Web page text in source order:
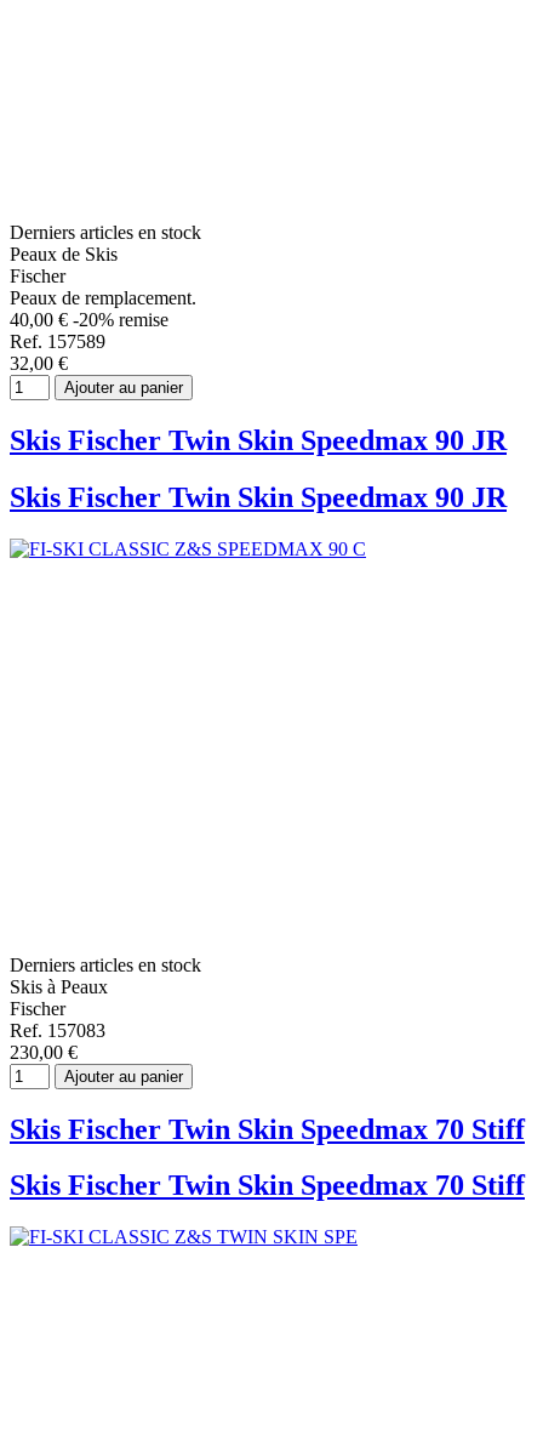
Derniers articles en stock
Peaux de Skis
Fischer
Peaux de remplacement.
40,00 € -20% remise
Ref. 157589
32,00 €
Ajouter au panier
Skis Fischer Twin Skin Speedmax 90 JR
Skis Fischer Twin Skin Speedmax 90 JR
Derniers articles en stock
Skis à Peaux
Fischer
Ref. 157083
230,00 €
Ajouter au panier
Skis Fischer Twin Skin Speedmax 70 Stiff
Skis Fischer Twin Skin Speedmax 70 Stiff